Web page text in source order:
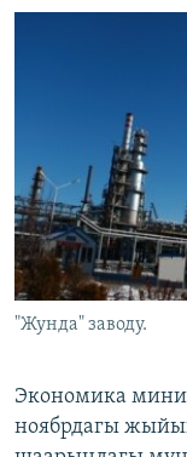
ЭЖЕ-СИҢДИЛЕР
АЗАТТЫК+
ЫҢГАЙСЫЗ
ОНЛАЙН ШЕРИНЕ
ЭЕ/АРнун
"Жунда" заводу.
Экономика
ноябрдагы